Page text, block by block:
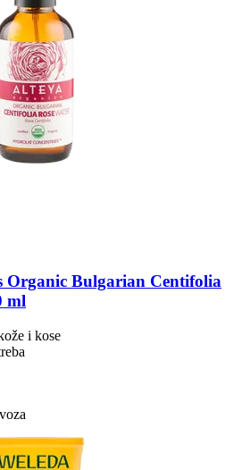
Organic Bulgarian Centifolia
ml
i kose